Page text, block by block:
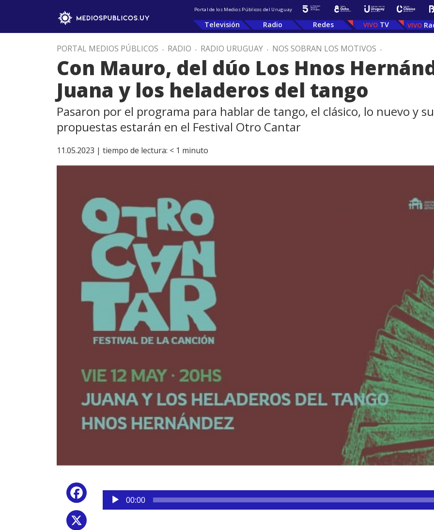
Portal de los Medios Públicos del Uruguay
Televisión Radio Redes TV
PORTAL MEDIOS PÚBLICOS . RADIO . RADIO URUGUAY . NOS SOBRAN LOS MOTIVOS .
Con Mauro, del dúo Los Hnos
Juana y los heladeros del tango
Pasaron por el programa para hablar de tango, el clásico, lo nuevo y
propuestas estarán en el Festival Otro Cantar
11.05.2023 | tiempo de lectura: < 1 minuto
Facebook
Reproductor
audio
00:00